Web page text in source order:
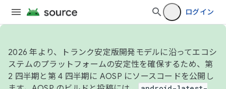
ログイン
2026 年より、トランク安定版開発モデルに沿ってエコシ
ステムのプラットフォームの安定性を確保するため、第
2 四半期と第 4 四半期に AOSP にソースコードを公開し